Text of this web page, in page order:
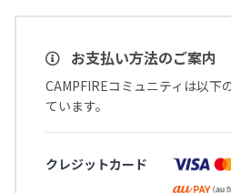
お支払い方法のご案内
CAMPFIREコミュニティは以下
ています。
クレジットカード